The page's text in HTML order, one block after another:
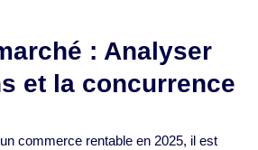
: Analyser
et la concurrence
commerce rentable en 2025, il est